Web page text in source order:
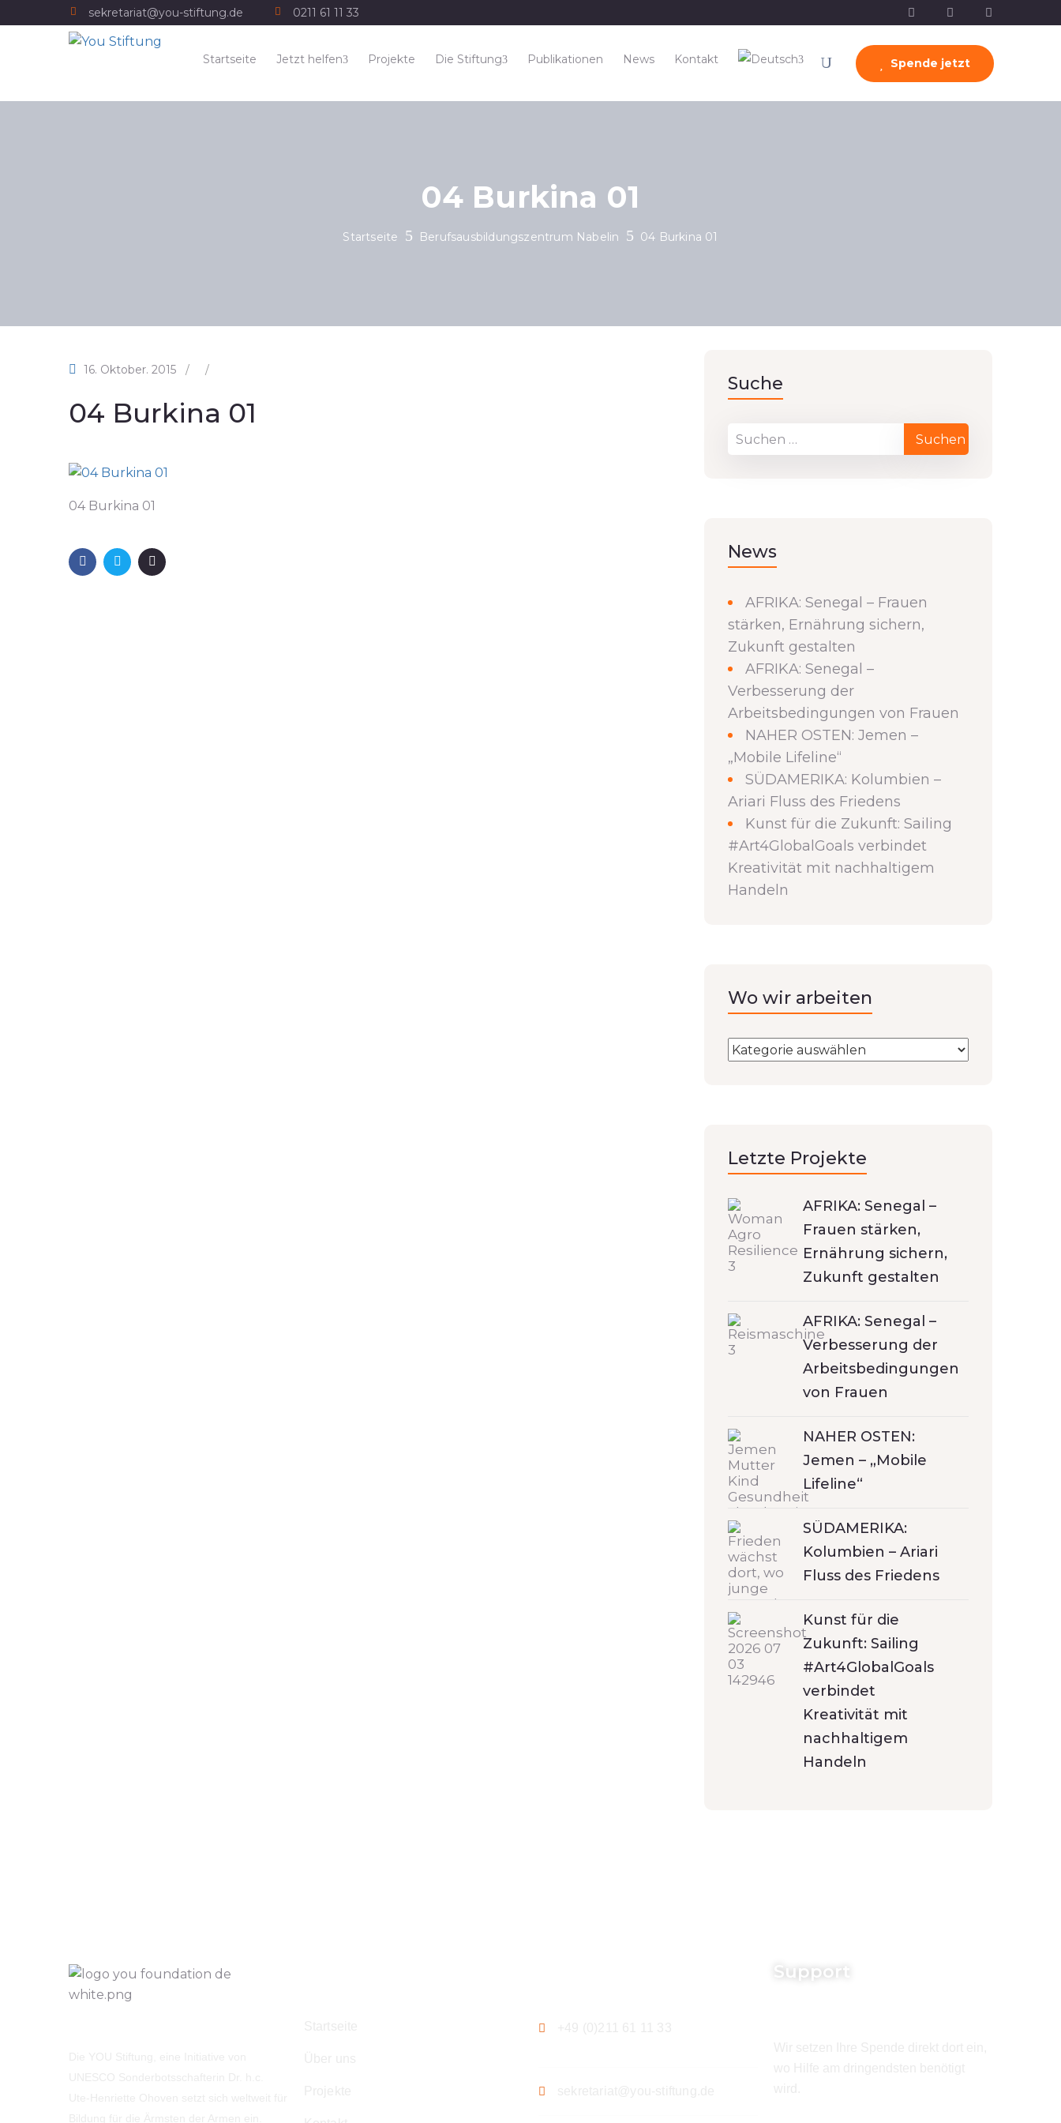
sekretariat@you-stiftung.de 0211 61 11 33
Startseite Jetzt helfen Projekte Die Stiftung Publikationen News Kontakt Spende jetzt
04 Burkina 01
Startseite Berufsausbildungszentrum Nabelin 04 Burkina 01
16. Oktober. 2015 / /
04 Burkina 01
04 Burkina 01
Suche
News
AFRIKA: Senegal – Frauen
stärken, Ernährung sichern,
Zukunft gestalten
AFRIKA: Senegal –
Verbesserung der
Arbeitsbedingungen von Frauen
NAHER OSTEN: Jemen –
„Mobile Lifeline“
SÜDAMERIKA: Kolumbien –
Ariari Fluss des Friedens
Kunst für die Zukunft: Sailing
#Art4GlobalGoals verbindet
Kreativität mit nachhaltigem
Handeln
Wo wir arbeiten
Letzte Projekte
AFRIKA: Senegal –
Frauen stärken,
Ernährung sichern,
Zukunft gestalten
AFRIKA: Senegal –
Verbesserung der
Arbeitsbedingungen
von Frauen
NAHER OSTEN:
Jemen – „Mobile
Lifeline“
SÜDAMERIKA:
Kolumbien – Ariari
Fluss des Friedens
Kunst für die
Zukunft: Sailing
#Art4GlobalGoals
verbindet
Kreativität mit
nachhaltigem
Handeln
Support